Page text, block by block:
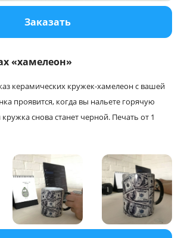
Заказать
«хамелеон»
керамических кружек-хамелеон с вашей
проявится, когда вы нальете горячую
снова станет черной. Печать от 1